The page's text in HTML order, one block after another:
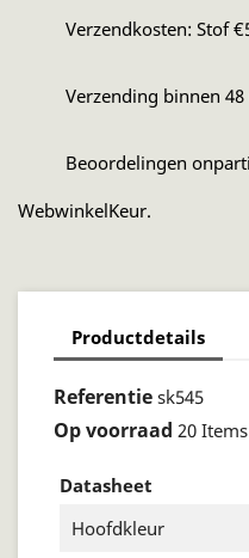
Verzendkosten: Stof
Verzending binnen
Beoordelingen
WebwinkelKeur.
Productdetails
Referentie sk545
Op voorraad 20 Items
Datasheet
Hoofdkleur